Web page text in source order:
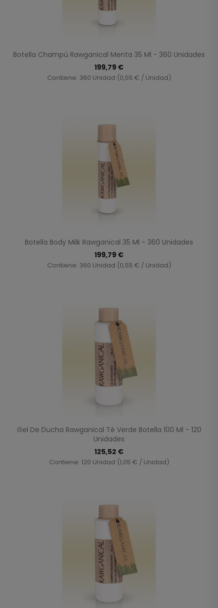
Botella Champú Rawganical Menta 35 Ml - 360 Unidades
199,79 €
Contiene: 360 Unidad (0,55 € / Unidad)
Botella Body Milk Rawganical 35 Ml - 360 Unidades
199,79 €
Contiene: 360 Unidad (0,55 € / Unidad)
Gel De Ducha Rawganical Té Verde Botella 100 Ml - 120
Unidades
125,52 €
Contiene: 120 Unidad (1,05 € / Unidad)